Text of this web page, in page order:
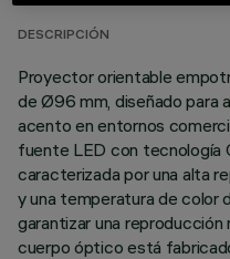
DESCRIPCIÓN
Proyector orientable
de Ø96 mm, diseñado para
acento en entornos
fuente LED con tecnología
caracterizada por una alta
y una temperatura de color
garantizar una
cuerpo óptico está